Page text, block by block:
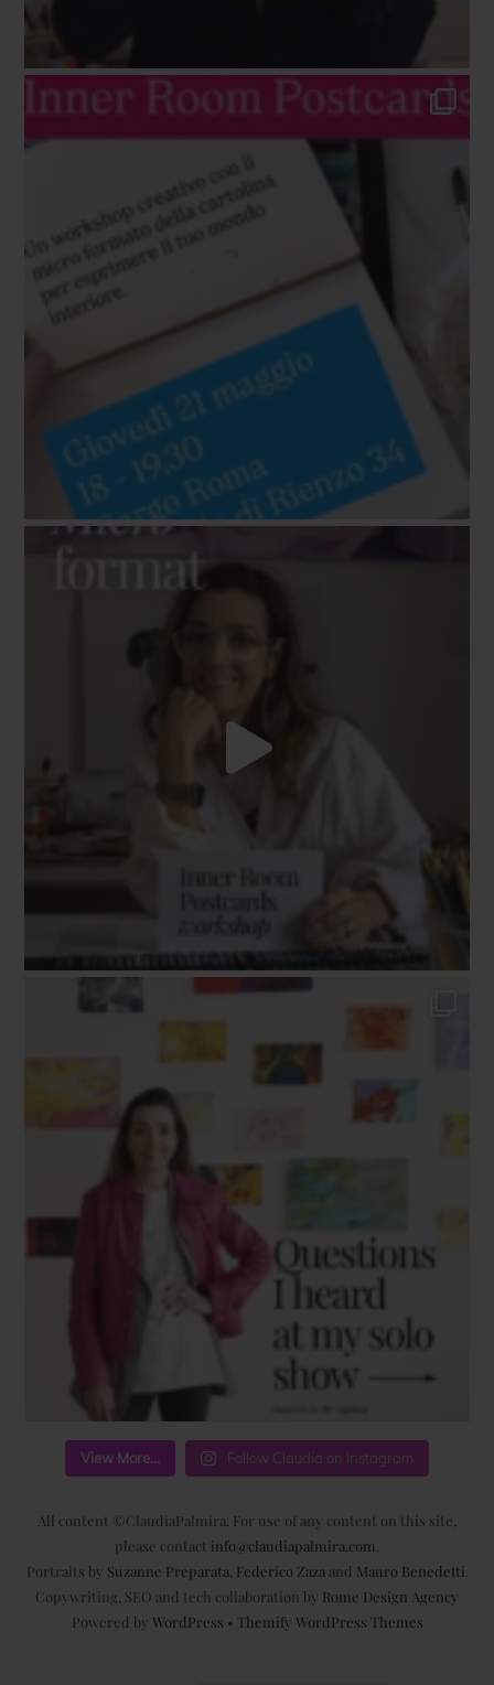
View More... Follow Claudia on Instagram
All content ©ClaudiaPalmira. For use of any content on this site,
please contact info@claudiapalmira.com
Portraits by Suzanne Preparata Federico Zaza and Mauro Benedetti
Copywriting, SEO and tech collaboration by Rome Design Agency
Powered by WordPress • Themify WordPress Themes